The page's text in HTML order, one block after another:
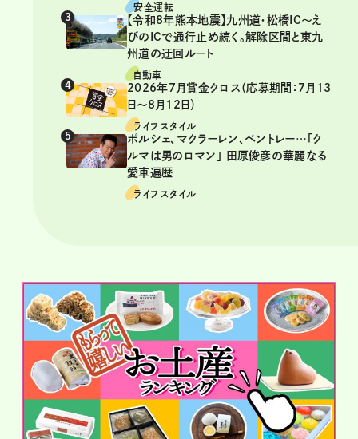
安全運転
【令和8年熊本地震】九州道・松橋IC～え
びのICで通行止め続く。解除区間と東九
州道の迂回ルート
自動車
2026年7月賞金クロス（応募期間：7月13
日～8月12日）
ライフスタイル
ポルシェ、マクラーレン、ベントレー…「ク
ルマは男のロマン」 田原俊彦の華麗なる
愛車遍歴
ライフスタイル